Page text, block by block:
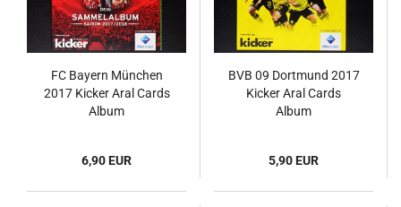
FC Bayern München
2017 Kicker Aral Cards
Album
6,90 EUR
BVB 09 Dortmund 2017
Kicker Aral Cards
Album
5,90 EUR